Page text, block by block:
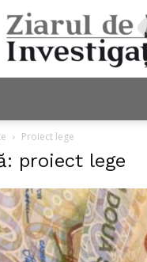
Investigații
Proiect lege
proiect lege